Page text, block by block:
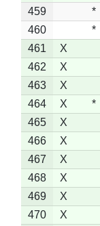
459
*
460
*
461
X
462
X
463
X
464
X *
465
X
466
X
467
X
468
X
469
X
470
X